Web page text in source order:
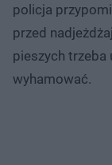
policja
przed
pieszych trzeba
wyhamować.